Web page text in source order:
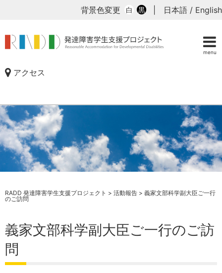
menu
背景色変更 白 黒 日本語 / English
アクセス
RADD 発達障害学生支援プロジェクト > 活動報告 > 義家文部科学副大臣ご一行
のご訪問
義家文部科学副大臣ご一行のご訪
問